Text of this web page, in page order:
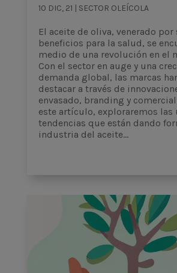
10 DIC, 21 | SECTOR OLEÍCOLA
El aceite de oliva, venerado por
beneficios para la salud, se
medio de una revolución en el
Con el sector en auge y una
demanda global, las marcas
destacar a través de
envasado, branding y
este artículo, exploraremos las
tendencias que están dando
industria del aceite...